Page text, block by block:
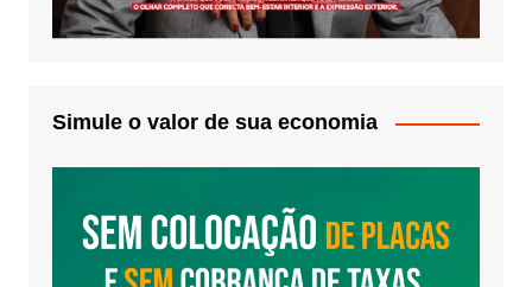
Simule o valor de sua economia